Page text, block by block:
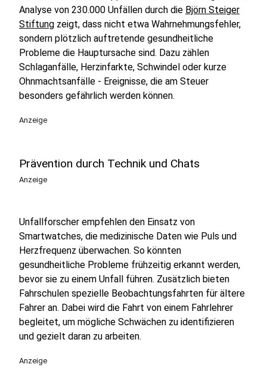
Analyse von 230.000 Unfällen durch die Björn Steiger
Stiftung zeigt, dass nicht etwa Wahrnehmungsfehler,
sondern plötzlich auftretende gesundheitliche
Probleme die Hauptursache sind. Dazu zählen
Schlaganfälle, Herzinfarkte, Schwindel oder kurze
Ohnmachtsanfälle - Ereignisse, die am Steuer
besonders gefährlich werden können.
Anzeige
Prävention durch Technik und Chats
Anzeige
Unfallforscher empfehlen den Einsatz von
Smartwatches, die medizinische Daten wie Puls und
Herzfrequenz überwachen. So könnten
gesundheitliche Probleme frühzeitig erkannt werden,
bevor sie zu einem Unfall führen. Zusätzlich bieten
Fahrschulen spezielle Beobachtungsfahrten für ältere
Fahrer an. Dabei wird die Fahrt von einem Fahrlehrer
begleitet, um mögliche Schwächen zu identifizieren
und gezielt daran zu arbeiten.
Anzeige